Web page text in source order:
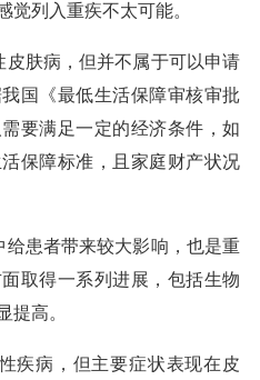
觉列入重疾不太可能。
肤病，但并不属于可以申请
国《最低生活保障审核审批
要满足一定的经济条件，如
保障标准，且家庭财产状况
患者带来较大影响，也是重
取得一系列进展，包括生物
提高。
疾病，但主要症状表现在皮